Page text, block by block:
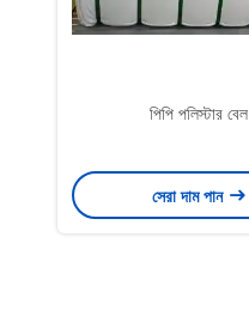
পিপি পলিস্টার বেল
সেরা দাম পান